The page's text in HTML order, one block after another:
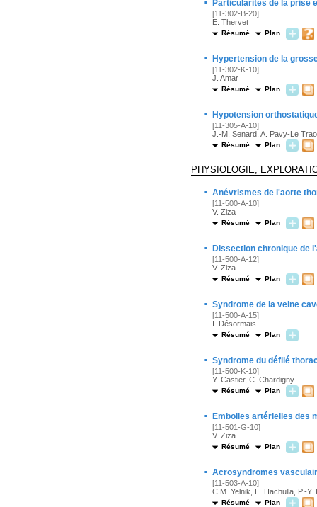
Particularités de la prise
[11-302-B-20]
E. Thervet
Résumé Plan
· Hypertension de la
[11-302-K-10]
J. Amar
Résumé Plan
· Hypotension
[11-305-A-10]
J.-M. Senard, A. Pavy-Le
Résumé Plan
PHYSIOLOGIE,
· Anévrismes de l'aorte
[11-500-A-10]
V. Ziza
Résumé Plan
· Dissection chronique de
[11-500-A-12]
V. Ziza
Résumé Plan
· Syndrome de la veine
[11-500-A-15]
I. Désormais
Résumé Plan
· Syndrome du défilé
[11-500-K-10]
Y. Castier, C. Chardigny
Résumé Plan
· Embolies artérielles des
[11-501-G-10]
V. Ziza
Résumé Plan
· Acrosyndromes
[11-503-A-10]
C.M. Yelnik, E. Hachulla, P.-
Résumé Plan